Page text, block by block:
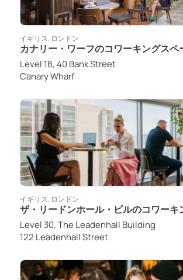
イギリス, ロンドン
カナリー・ワーフのコワーキングスペ
Level 18, 40 Bank Street
Canary Wharf
イギリス, ロンドン
ザ・リードンホール・ビルのコワーキ
Level 30, The Leadenhall Building
122 Leadenhall Street